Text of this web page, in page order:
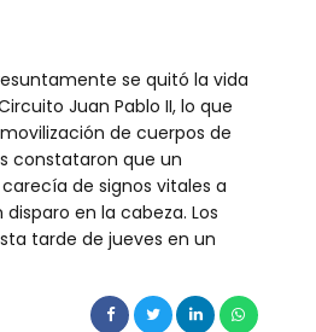
se quitó la vida
Juan Pablo II, lo que
de cuerpos de
constataron que un
de signos vitales a
en la cabeza. Los
tarde de jueves en un